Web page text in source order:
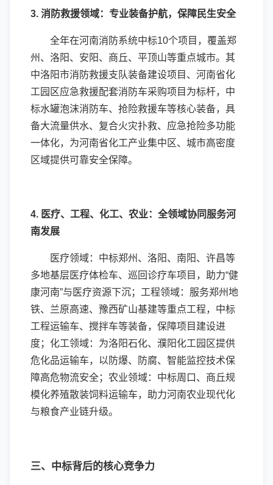
3. 消防救援领域：专业装备护航，保障民生安全
全年在河南消防系统中标10个项目，覆盖郑
州、洛阳、安阳、商丘、平顶山等重点城市。其
中洛阳市消防救援支队装备建设项目、河南省化
工园区应急救援配套消防车采购项目为标杆，中
标水罐泡沫消防车、抢险救援车等核心装备，具
备大流量供水、复合火灾扑救、应急抢险多功能
一体化，为河南省化工产业集中区、城市高密度
区域提供可靠安全保障。
4. 医疗、工程、化工、农业：全领域协同服务河
南发展
医疗领域：中标郑州、洛阳、南阳、许昌等
多地基层医疗体检车、巡回诊疗车项目，助力“健
康河南”与医疗资源下沉；工程领域：服务郑州地
铁、兰原高速、豫西矿山基建等重点工程，中标
工程运输车、搅拌车等装备，保障项目建设进
度；化工领域：为洛阳石化、濮阳化工园区提供
危化品运输车，以防爆、防腐、智能监控技术保
障高危物流安全；农业领域：中标周口、商丘规
模化养殖散装饲料运输车，助力河南农业现代化
与粮食产业链升级。
三、中标背后的核心竞争力